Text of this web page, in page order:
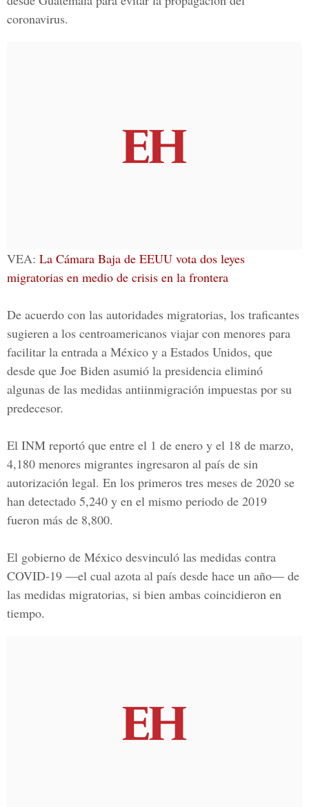
coronavirus.
VEA: La Cámara Baja de EEUU vota dos leyes
migratorias en medio de crisis en la frontera
De acuerdo con las autoridades migratorias, los traficantes
sugieren a los centroamericanos viajar con menores para
facilitar la entrada a México y a Estados Unidos, que
desde que Joe Biden asumió la presidencia eliminó
algunas de las medidas antiinmigración impuestas por su
predecesor.
El INM reportó que entre el 1 de enero y el 18 de marzo,
4,180 menores migrantes ingresaron al país de sin
autorización legal. En los primeros tres meses de 2020 se
han detectado 5,240 y en el mismo periodo de 2019
fueron más de 8,800.
El gobierno de México desvinculó las medidas contra
COVID-19 —el cual azota al país desde hace un año— de
las medidas migratorias, si bien ambas coincidieron en
tiempo.